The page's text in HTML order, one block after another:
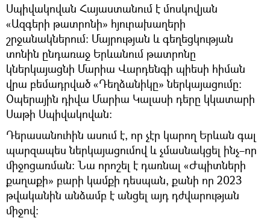
Սպիվակովան Հայաստանում է մոսկովյան
«Ազգերի թատրոնի» հյուրախաղերի
շրջանակներում: Մայրության և գեղեցկության
տոնին ընդառաջ Երևանում թատրոնը
կներկայացնի Մարիա Վարդենգի պիեսի հիման
վրա բեմադրված «Դեղձանիկը» ներկայացումը:
Օպերային դիվա Մարիա Կալասի դերը կկատարի
Սաթի Սպիվակովան։
Դերասանուհին ասում է, որ չէր կարող Երևան գալ
պարզապես ներկայացումով և չմասնակցել ինչ–որ
միջոցառման: Նա որոշել է դառնալ «Ժպիտների
քաղաքի» բարի կամքի դեսպան, քանի որ 2023
թվականին անձամբ է անցել այդ դժվարության
միջով։